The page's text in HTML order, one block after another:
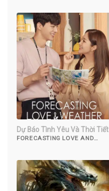
Dự Báo Tình Yêu Và Thời Tiết
FORECASTING LOVE AND